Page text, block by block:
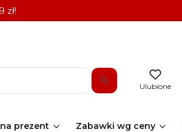
zł!
Ulubione
na prezent Zabawki wg ceny